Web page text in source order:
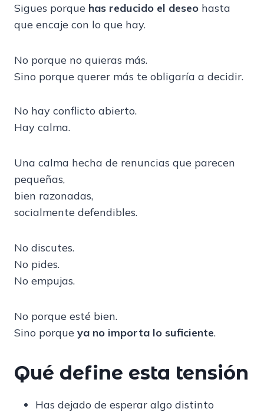
Sigues porque has reducido el deseo hasta
que encaje con lo que hay.
No porque no quieras más.
Sino porque querer más te obligaría a decidir.
No hay conflicto abierto.
Hay calma.
Una calma hecha de renuncias que parecen
pequeñas,
bien razonadas,
socialmente defendibles.
No discutes.
No pides.
No empujas.
No porque esté bien.
Sino porque ya no importa lo suficiente.
Qué define esta tensión
Has dejado de esperar algo distinto